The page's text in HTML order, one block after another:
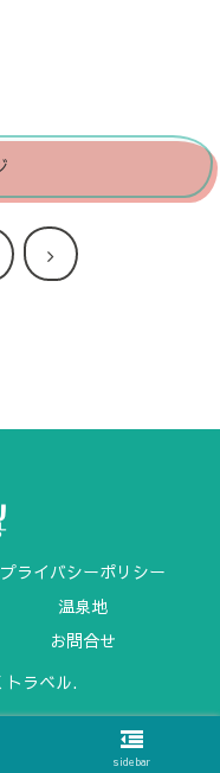
次
プライバシーポリシー
温泉地
お問合せ
ラベル.
sidebar